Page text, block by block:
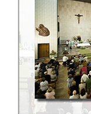
MI CUENTA
BUSCAR
CAT
ESP